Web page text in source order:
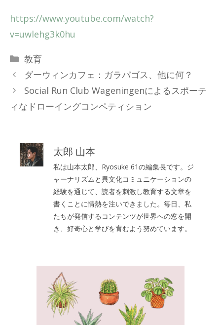
https://www.youtube.com/watch?
v=uwlehg3k0hu
カ
テ
ゴ
リ
ー
教育
ダーウィンカフェ：ガラパゴス、他に何？
Social Run Club Wageningenによるスポーテ
ィなドローイングコンペティション
太郎 山本
私は山本太郎、Ryosuke 61の編集長です。ジ
ャーナリズムと異文化コミュニケーションの
経験を通じて、読者を刺激し教育する文章を
書くことに情熱を注いできました。毎日、私
たちが発信するコンテンツが世界への窓を開
き、好奇心と学びを育むよう努めています。